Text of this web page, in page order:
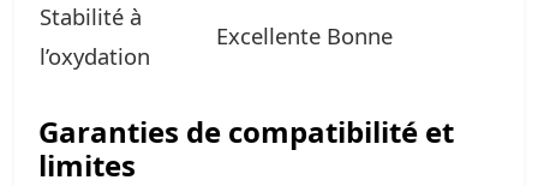
Stabilité à
l’oxydation
Excellente Bonne
Garanties de compatibilité et
limites